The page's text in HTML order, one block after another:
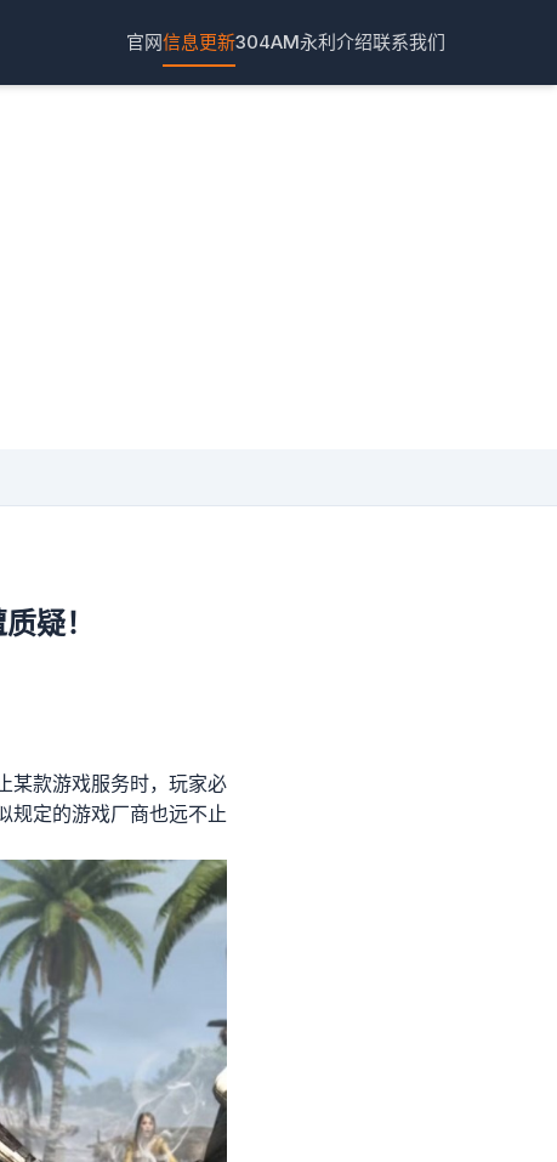
官网信息更新304AM永利介绍联系我们
疑！
某款游戏服务时，玩家必
规定的游戏厂商也远不止